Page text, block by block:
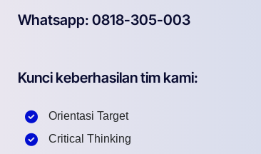
Whatsapp: 0818-305-003
Kunci keberhasilan tim kami:
Orientasi Target
Critical Thinking